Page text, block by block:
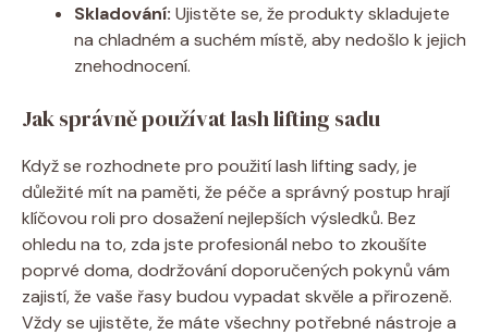
Skladování: Ujistěte se, že produkty skladujete
na chladném a suchém místě, aby nedošlo k jejich
znehodnocení.
Jak správně používat lash lifting sadu
Když se rozhodnete pro použití lash lifting sady, je
důležité mít na paměti, že péče a správný postup hrají
klíčovou roli pro dosažení nejlepších výsledků. Bez
ohledu na to, zda jste profesionál nebo to zkoušíte
poprvé doma, dodržování doporučených pokynů vám
zajistí, že vaše řasy budou vypadat skvěle a přirozeně.
Vždy se ujistěte, že máte všechny potřebné nástroje a